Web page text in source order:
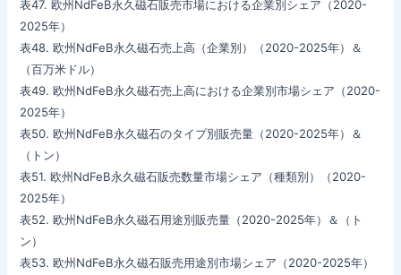
表47. 欧州NdFeB永久磁石販売市場における企業別シェア（2020-
2025年）
表48. 欧州NdFeB永久磁石売上高（企業別）（2020-2025年）＆
（百万米ドル）
表49. 欧州NdFeB永久磁石売上高における企業別市場シェア（2020-
2025年）
表50. 欧州NdFeB永久磁石のタイプ別販売量（2020-2025年）＆
（トン）
表51. 欧州NdFeB永久磁石販売数量市場シェア（種類別）（2020-
2025年）
表52. 欧州NdFeB永久磁石用途別販売量（2020-2025年）＆（ト
ン）
表53. 欧州NdFeB永久磁石販売用途別市場シェア（2020-2025年）